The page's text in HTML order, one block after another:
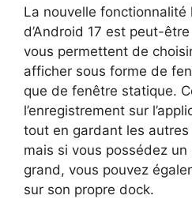
La nouvelle
d’Android 17 est peut-
vous permettent de
afficher sous forme de
que de fenêtre statique.
l’enregistrement sur
tout en gardant les
mais si vous possédez un
grand, vous pouvez
sur son propre dock.